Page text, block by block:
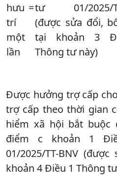
hưu
trí
một
lần
=tư 01/2025/
(được sửa đổi,
tại khoản 3
Thông tư này)
Được hưởng trợ cấp
trợ cấp theo thời gian
hiểm xã hội bắt buộc
điểm c khoản 1
01/2025/TT-BNV
khoản 4 Điều 1 Thông